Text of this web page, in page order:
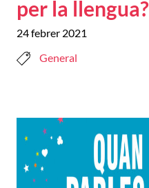
per la llengua?
24 febrer 2021
General